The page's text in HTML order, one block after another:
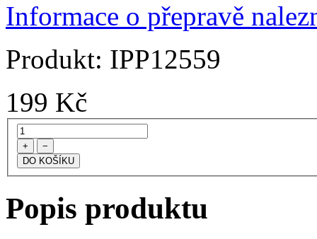
Informace o přepravě
Produkt: IPP12559
199 Kč
+ −
Popis produktu